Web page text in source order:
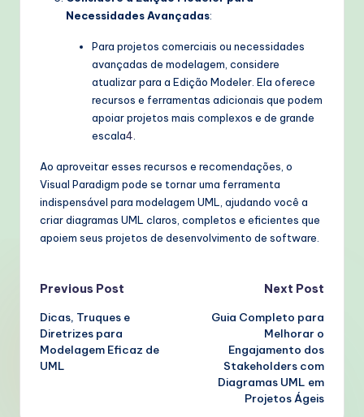
Necessidades Avançadas:
Para projetos comerciais ou necessidades
avançadas de modelagem, considere
atualizar para a Edição Modeler. Ela oferece
recursos e ferramentas adicionais que podem
apoiar projetos mais complexos e de grande
escala4
Ao aproveitar esses recursos e recomendações, o
Visual Paradigm pode se tornar uma ferramenta
indispensável para modelagem UML, ajudando você a
criar diagramas UML claros, completos e eficientes que
apoiem seus projetos de desenvolvimento de software.
Post
navigation
Previous Post
Dicas, Truques e
Diretrizes para
Modelagem Eficaz de
UML
Next Post
Guia Completo para
Melhorar o
Engajamento dos
Stakeholders com
Diagramas UML em
Projetos Ágeis